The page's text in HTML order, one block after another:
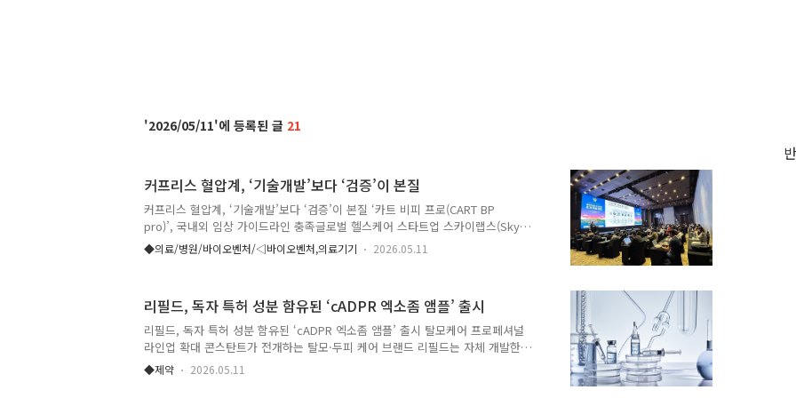
2026/05/11 21
커프리스 혈압계, ‘기술개발’보다 ‘검증’이 본질
커프리스 혈압계, ‘기술개발’보다 ‘검증’이 본질 ‘카트 비피 프로(CART BP
pro)’, 국내외 임상 가이드라인 충족글로벌 헬스케어 스타트업 스카이랩스(Sky
Labs) 이병환 대표는 지난 7일부터 9일까지 제주에서 열린 ‘2026 대한의용생체
공학회(KOSMBE) 춘계학술대회’에서 커프리스 혈압 측정 기술의 현주소와 의료
쏟아져 나오고 있다” 면서 “하지만, 기술을 개발하는 것이 중요한 것이 아니라,
기술을 엄격하게 검증해서 의료현장에서 바로 사용할 수 있느냐가 중요하다.”고
밝혔다. 특히 이 대표는 “기존의 안정된 상태에서만..
◆의료/병원/바이오벤처/◁바이오벤처,의료기기 2026.05.11
리필드, 독자 특허 성분 함유된 ‘cADPR 엑소좀 앰플’ 출시
리필드, 독자 특허 성분 함유된 ‘cADPR 엑소좀 앰플’ 출시 탈모케어 프로페셔널
라인업 확대 콘스탄트가 전개하는 탈모·두피 케어 브랜드 리필드는 자체 개발한
세계 최초 신원료 ‘cADPR Exo™’을 적용한 신제품 ‘프로페셔널 사이토카인
cADPR 엑소좀 77 스칼프 앰플’을 출시했다고 11일 밝혔다. 이번 신제품은 두피
◆제약 2026.05.11